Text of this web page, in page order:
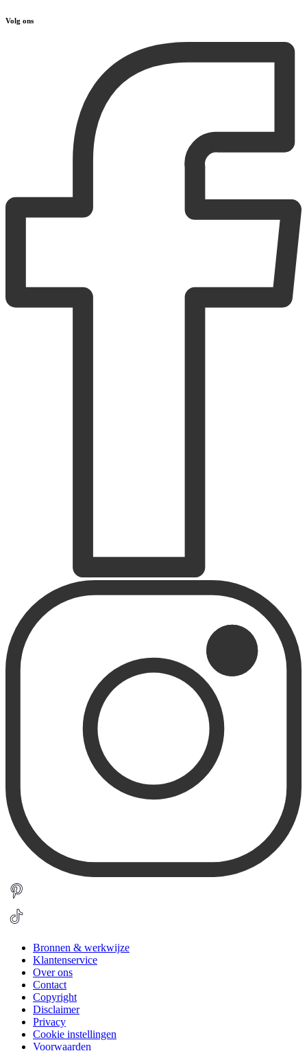
Volg ons
Bronnen & werkwijze
Klantenservice
Over ons
Contact
Copyright
Disclaimer
Privacy
Cookie instellingen
Voorwaarden